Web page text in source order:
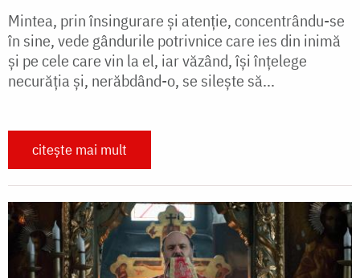
Mintea, prin însingurare și atenție, concentrându-se
în sine, vede gândurile potrivnice care ies din inimă
și pe cele care vin la el, iar văzând, își înțelege
necurăția și, nerăbdând-o, se silește să...
citește mai mult